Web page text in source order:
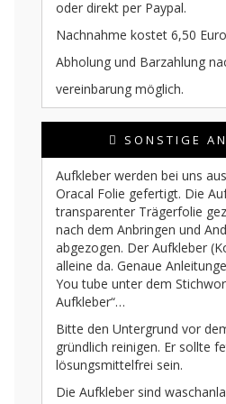
oder direkt per Paypal.
Nachnahme kostet 6,50
Abholung und Barzahlung
vereinbarung möglich.
SONSTIGE
Aufkleber werden bei uns
Oracal Folie gefertigt. Die
transparenter Trägerfolie
nach dem Anbringen und
abgezogen. Der Aufkleber
alleine da. Genaue
You tube unter dem
Aufkleber“…
Bitte den Untergrund vor
gründlich reinigen. Er sollte
lösungsmittelfrei sein.
Die Aufkleber sind